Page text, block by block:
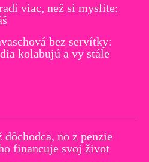
viac, než si myslíte:
bez servítky:
kolabujú a vy stále
no z penzie
financuje svoj život